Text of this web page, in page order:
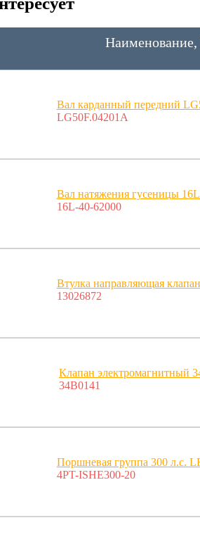
Вал карданный передний
LG50F.04201A
Вал натяжения гусеницы
16L-40-62000
Втулка направляющая
13026872
Клапан электромагнитный
34B0141
Поршневая группа 300 л.с.
4PT-ISHE300-20